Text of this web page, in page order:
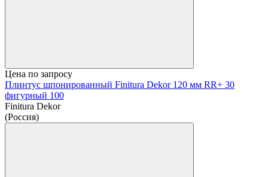
Цена по запросу
Плинтус шпонированный Finitura Dekor 120 мм RR+ 30
фигурный 100
Finitura Dekor
(Россия)